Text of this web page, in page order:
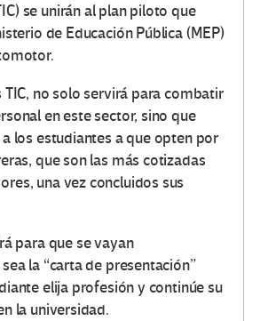
se unirán al plan piloto que
de Educación Pública (MEP)
TIC, no solo servirá para combatir
en este sector, sino que
los estudiantes a que opten por
que son las más cotizadas
una vez concluidos sus
para que se vayan
la “carta de presentación”
elija profesión y continúe su
la universidad.